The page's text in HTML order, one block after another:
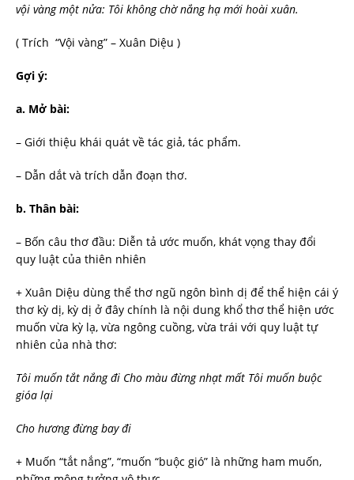
vội vàng một nửa: Tôi không chờ nắng hạ mới hoài xuân.
( Trích “Vội vàng” – Xuân Diệu )
Gợi ý:
a. Mở bài:
– Giới thiệu khái quát về tác giả, tác phẩm.
– Dẫn dắt và trích dẫn đoạn thơ.
b. Thân bài:
– Bốn câu thơ đầu: Diễn tả ước muốn, khát vọng thay đổi
quy luật của thiên nhiên
+ Xuân Diệu dùng thể thơ ngũ ngôn bình dị để thể hiện cái ý
thơ kỳ dị, kỳ dị ở đây chính là nội dung khổ thơ thể hiện ước
muốn vừa kỳ lạ, vừa ngông cuồng, vừa trái với quy luật tự
nhiên của nhà thơ:
Tôi muốn tắt nắng đi Cho màu đừng nhạt mất Tôi muốn buộc
gióa lại
Cho hương đừng bay đi
+ Muốn “tắt nắng”, “muốn “buộc gió” là những ham muốn,